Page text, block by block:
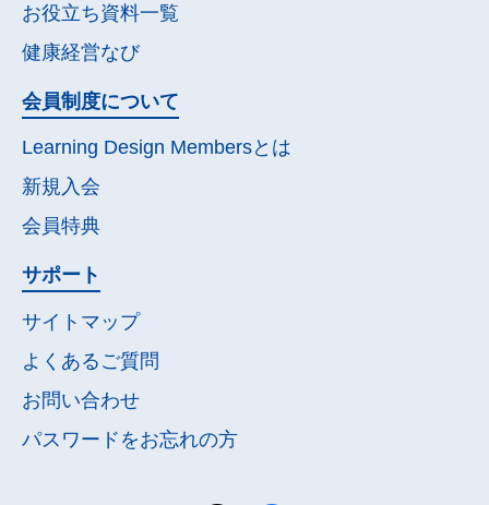
お役立ち資料一覧
健康経営なび
会員制度について
Learning Design Membersとは
新規入会
会員特典
サポート
サイトマップ
よくあるご質問
お問い合わせ
パスワードをお忘れの方